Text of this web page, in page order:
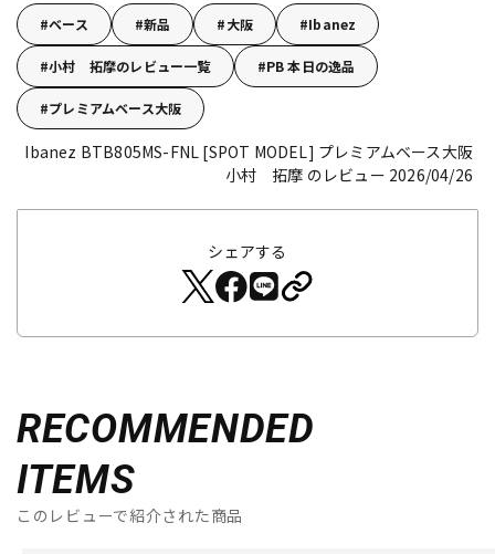
ベース 新品 大阪 Ibanez
小村 拓摩のレビュー一覧 PB 本日の逸品
プレミアムベース大阪
Ibanez BTB805MS-FNL [SPOT MODEL] プレミアムベース大阪
小村 拓摩 のレビュー 2026/04/26
シェアする
RECOMMENDED
ITEMS
このレビューで紹介された商品